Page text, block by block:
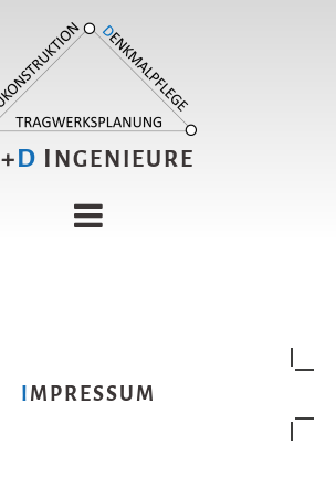
+D I NGENIEURE
IMPRESSUM